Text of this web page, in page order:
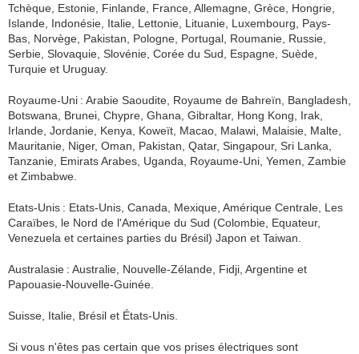
Tchèque, Estonie, Finlande, France, Allemagne, Grèce, Hongrie,
Islande, Indonésie, Italie, Lettonie, Lituanie, Luxembourg, Pays-
Bas, Norvège, Pakistan, Pologne, Portugal, Roumanie, Russie,
Serbie, Slovaquie, Slovénie, Corée du Sud, Espagne, Suède,
Turquie et Uruguay.
Royaume-Uni : Arabie Saoudite, Royaume de Bahreïn, Bangladesh,
Botswana, Brunei, Chypre, Ghana, Gibraltar, Hong Kong, Irak,
Irlande, Jordanie, Kenya, Koweït, Macao, Malawi, Malaisie, Malte,
Mauritanie, Niger, Oman, Pakistan, Qatar, Singapour, Sri Lanka,
Tanzanie, Emirats Arabes, Uganda, Royaume-Uni, Yemen, Zambie
et Zimbabwe.
Etats-Unis : Etats-Unis, Canada, Mexique, Amérique Centrale, Les
Caraïbes, le Nord de l'Amérique du Sud (Colombie, Equateur,
Venezuela et certaines parties du Brésil) Japon et Taiwan.
Australasie : Australie, Nouvelle-Zélande, Fidji, Argentine et
Papouasie-Nouvelle-Guinée.
Suisse, Italie, Brésil et États-Unis.
Si vous n'êtes pas certain que vos prises électriques sont